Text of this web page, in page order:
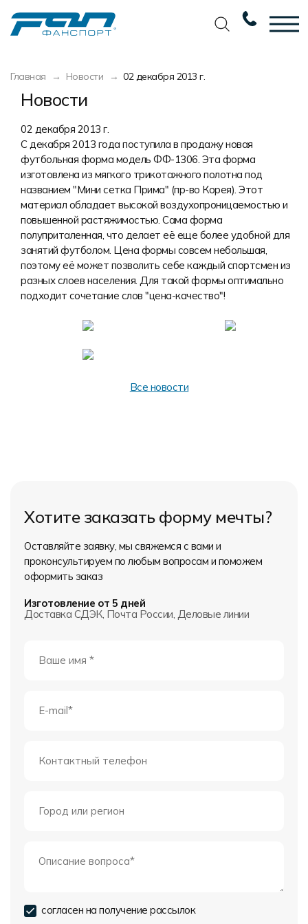
Главная Новости 02 декабря 2013 г.
Новости
02 декабря 2013 г.
С декабря 2013 года поступила в продажу новая
футбольная форма модель ФФ-1306. Эта форма
изготовлена из мягкого трикотажного полотна под
названием "Мини сетка Прима" (пр-во Корея). Этот
материал обладает высокой воздухопроницаемостью и
повышенной растяжимостью. Сама форма
полуприталенная, что делает её еще более удобной для
занятий футболом. Цена формы совсем небольшая,
поэтому её может позволить себе каждый спортсмен из
разных слоев населения. Для такой формы оптимально
подходит сочетание слов "цена-качество"!
Все новости
Хотите заказать форму мечты?
Оставляйте заявку, мы свяжемся с вами и
проконсультируем по любым вопросам и поможем
оформить заказ
Изготовление от 5 дней
Доставка СДЭК, Почта России, Деловые линии
согласен на получение рассылок
Футбол
Баскетбол
Волейбол
Хоккей
Беговая форма
Другие виды спорта
Спортивная одежда
Мерч и сувенирка
Форма в наличии
Новости
Наши награды
Сертификаты
Наши работы
Галерея работ
Фото изделий
Наше производство
Вакансии
Разработка дизайна
Услуги по пошиву
Экипировка
Экипировка профессиональных
команд
Изготовление мерча
Пошив формы для курьеров
Разработка дизайна
Требования к макету
Технологии печати
Уход за изделиями
Виды тканей
Карта цветов
Таблица размеров
Маркировка и упаковка изделий
Система скидок и наценок